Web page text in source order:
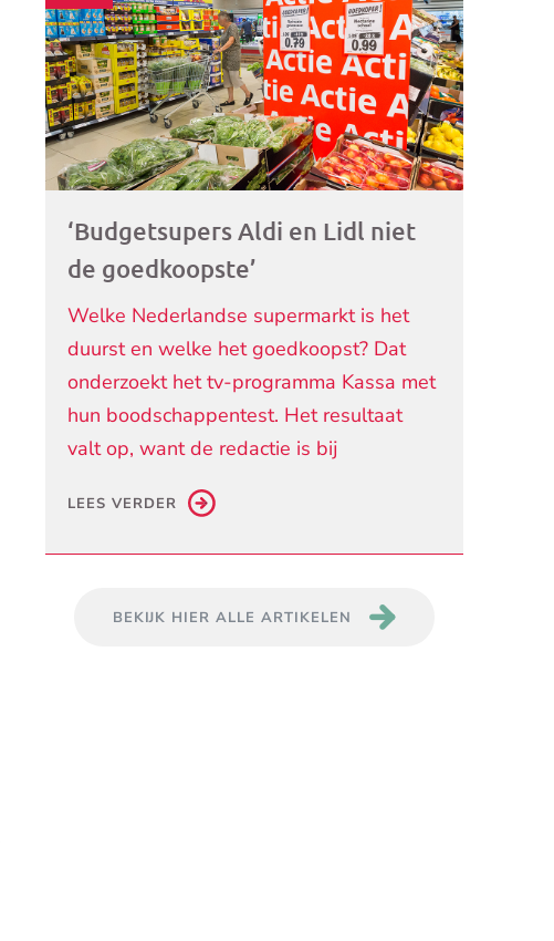
(opent
mailprogramma)
‘Budgetsupers Aldi en Lidl niet
de goedkoopste’
Welke Nederlandse supermarkt is het
duurst en welke het goedkoopst? Dat
onderzoekt het tv-programma Kassa met
hun boodschappentest. Het resultaat
valt op, want de redactie is bij
LEES VERDER
BEKIJK HIER ALLE ARTIKELEN